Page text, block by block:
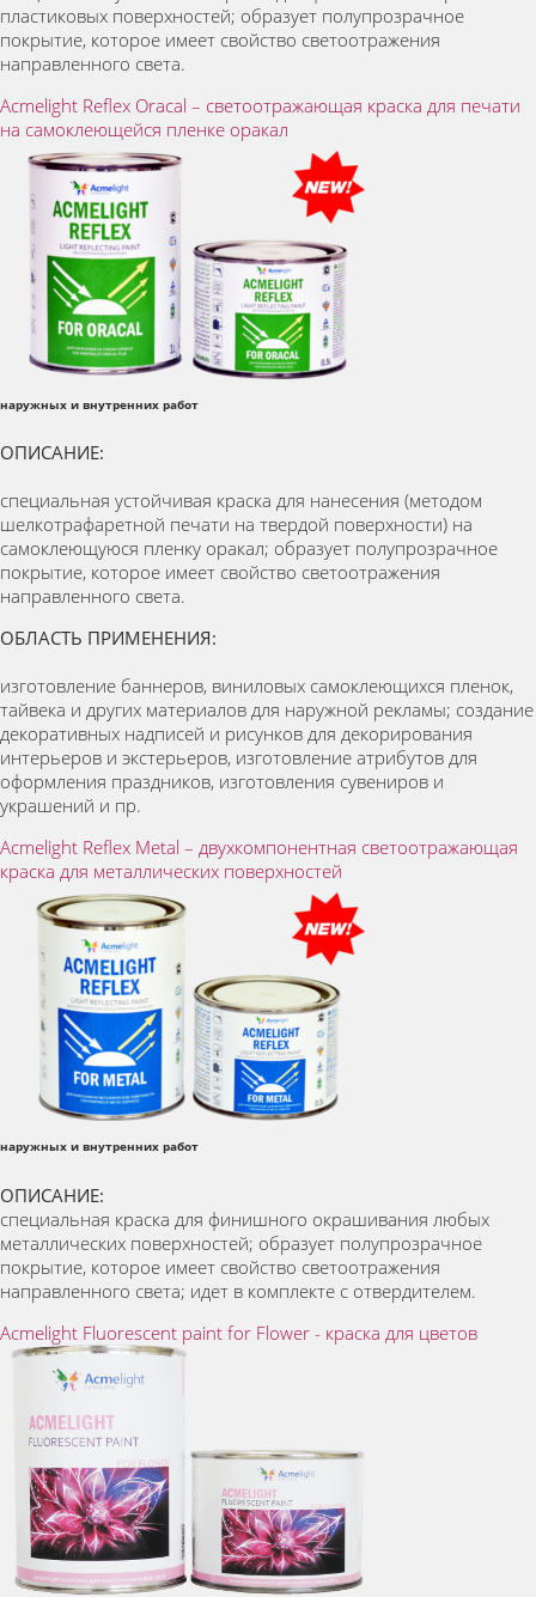
пластиковых поверхностей; образует полупрозрачное
покрытие, которое имеет свойство светоотражения
направленного света.
Acmelight Reflex Oracal – светоотражающая краска для печати
на самоклеющейся пленке оракал
наружных и внутренних работ
ОПИСАНИЕ:
специальная устойчивая краска для нанесения (методом
шелкотрафаретной печати на твердой поверхности) на
самоклеющуюся пленку оракал; образует полупрозрачное
покрытие, которое имеет свойство светоотражения
направленного света.
ОБЛАСТЬ ПРИМЕНЕНИЯ:
изготовление баннеров, виниловых самоклеющихся пленок,
тайвека и других материалов для наружной рекламы; создание
декоративных надписей и рисунков для декорирования
интерьеров и экстерьеров, изготовление атрибутов для
оформления праздников, изготовления сувениров и
украшений и пр.
Acmelight Reflex Metal – двухкомпонентная светоотражающая
краска для металлических поверхностей
наружных и внутренних работ
ОПИСАНИЕ:
специальная краска для финишного окрашивания любых
металлических поверхностей; образует полупрозрачное
покрытие, которое имеет свойство светоотражения
направленного света; идет в комплекте с отвердителем.
Acmelight Fluorescent paint for Flower - краска для цветов